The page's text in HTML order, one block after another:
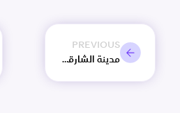
PREVIOUS
مدينة الشارقة للإعلام تشارك في النسخة الثانية من الكونغرس العالمي للإعلام